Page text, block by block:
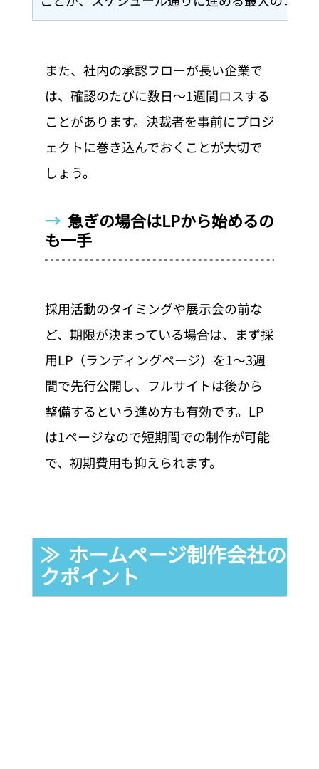
また、社内の承認フローが長い企業で
は、確認のたびに数日〜1週間ロスする
ことがあります。決裁者を事前にプロジ
ェクトに巻き込んでおくことが大切で
しょう。
→ 急ぎの場合はLPから始めるの
も一手
採用活動のタイミングや展示会の前な
ど、期限が決まっている場合は、まず採
用LP（ランディングページ）を1〜3週
間で先行公開し、フルサイトは後から
整備するという進め方も有効です。LP
は1ページなので短期間での制作が可能
で、初期費用も抑えられます。
≫  ホームページ制作会社の選
クポイント